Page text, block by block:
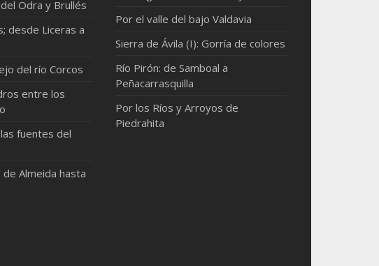
Odra y Brullés
desde Liceras a
del río Corcos
entre los
fuentes del
de Almeida hasta
Por el valle del bajo Valdavia
Sierra de Ávila (I): Gorría de colores
Río Pirón: de Samboal a
Peñacarrasquilla
Por los Ríos y Arroyos de
Piedrahita